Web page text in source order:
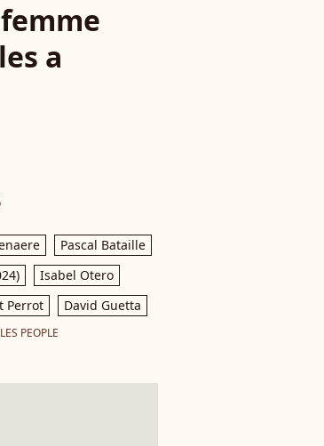
a
Pascal Bataille
Isabel Otero
Perrot David Guetta
PEOPLE